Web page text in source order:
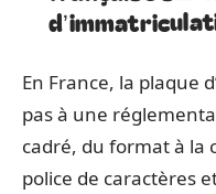
En France, la plaque
pas à une
cadré, du format à la
police de caractères